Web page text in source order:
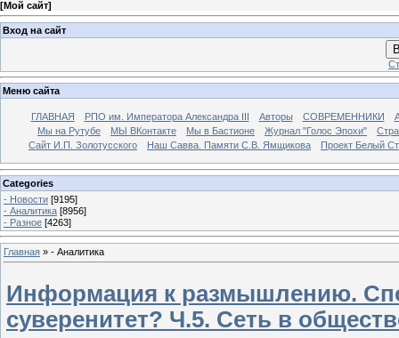
[Мой сайт]
Вход на сайт
Меню сайта
ГЛАВНАЯ РПО им. Императора Александра III Авторы СОВРЕМЕННИКИ
Мы на Рутубе
МЫ ВКонтакте Мы в Бастионе Журнал "Голос Эпохи"
Сайт И.П. Золотусского
Наш Савва. Памяти С.В. Ямщикова Проект Белый
Categories
- Новости [9195]
- Аналитика [8956]
- Разное [4263]
Главная » - Аналитика
Информация к размышлению.
суверенитет? Ч.5. Сеть в